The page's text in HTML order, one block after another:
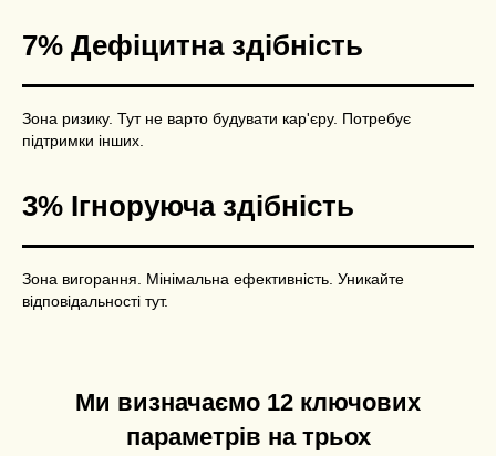
7% Дефіцитна здібність
Зона ризику. Тут не варто будувати кар'єру. Потребує
підтримки інших.
3% Ігноруюча здібність
Зона вигорання. Мінімальна ефективність. Уникайте
відповідальності тут.
Ми визначаємо 12 ключових
параметрів на трьох